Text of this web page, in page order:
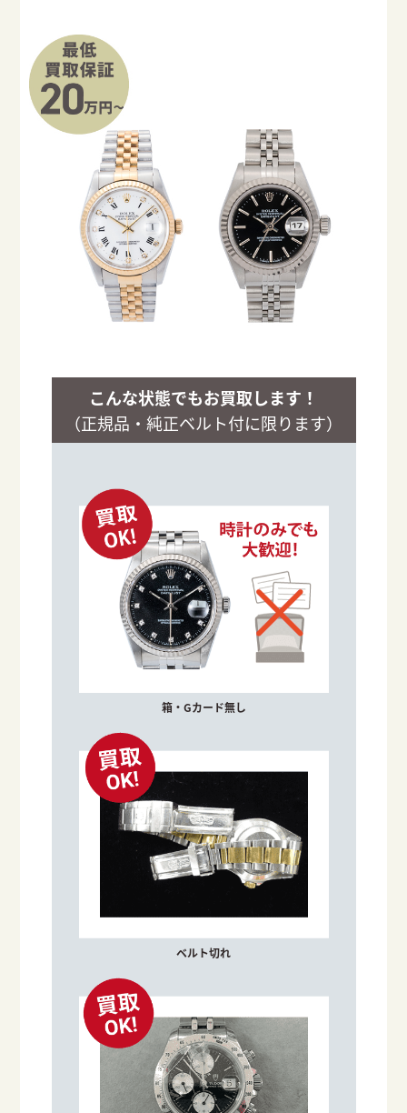
こんな状態でもお買取します！
（正規品・純正ベルト付に限ります）
箱・Gカード無し
ベルト切れ